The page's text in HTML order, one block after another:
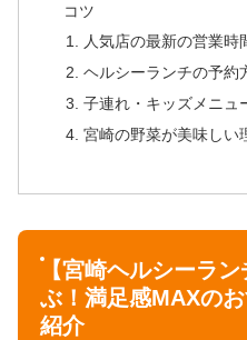
コツ
人気店の最新の営業時
ヘルシーランチの予約
子連れ・キッズメニュ
宮崎の野菜が美味しい
【宮崎ヘルシーラ
ぶ！満足感MAXの
紹介